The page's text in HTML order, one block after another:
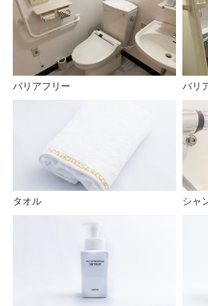
バリアフリー バリ
タオル シャ